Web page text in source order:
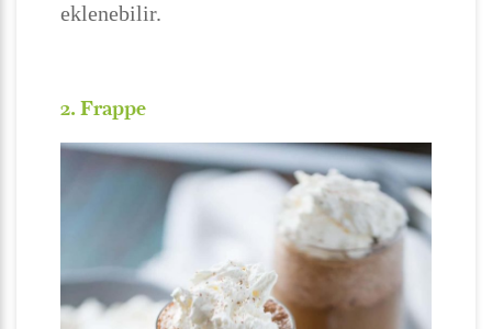
eklenebilir.
2. Frappe